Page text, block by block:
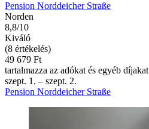
Pension Norddeicher Straße
Norden
8,8/10
Kiváló
(8 értékelés)
49 679 Ft
tartalmazza az adókat és egyéb díjakat
szept. 1. – szept. 2.
Pension Norddeicher Straße